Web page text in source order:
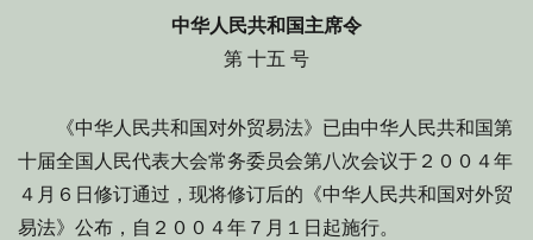
中华人民共和国主席令
第 十五 号
《中华人民共和国对外贸易法》已由中华人民共和国第
十届全国人民代表大会常务委员会第八次会议于２００４年
４月６日修订通过，现将修订后的《中华人民共和国对外贸
易法》公布，自２００４年７月１日起施行。